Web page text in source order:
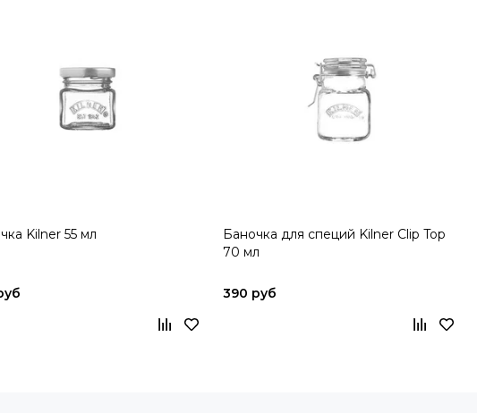
Kilner 55 мл
Баночка для специй Kilner Clip Top
70 мл
390 руб